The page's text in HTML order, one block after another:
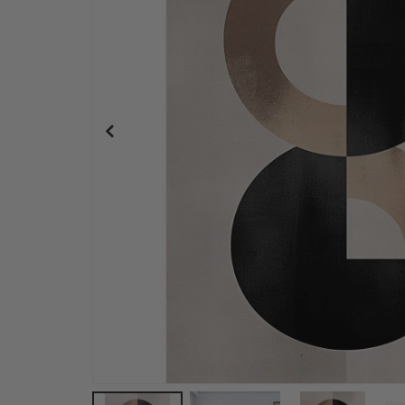
Personalisiertes Poster - Individueller Karten-